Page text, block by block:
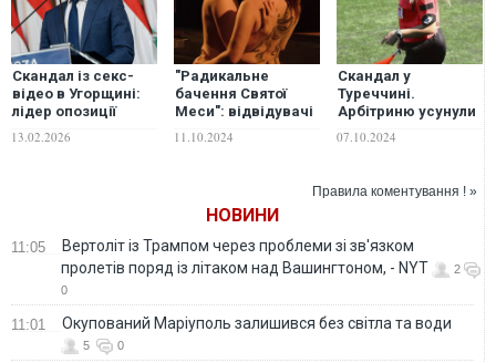
Скандал із секс-
відео в Угорщині:
лідер опозиції
провокації
13.02.2026
"Радикальне
бачення Святої
Меси": відвідувачі
непритомніли під
11.10.2024
Скандал у
Туреччині.
Арбітриню усунули
з інспектором ФІФА
07.10.2024
Правила коментування ! »
НОВИНИ
11:05
Вертоліт із Трампом через проблеми зі зв'язком
пролетів поряд із літаком над Вашингтоном, - NYT
2
0
11:01 Окупований Маріуполь залишився без світла та води
5 0